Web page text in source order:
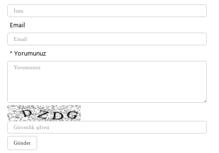
Email
* Yorumunuz